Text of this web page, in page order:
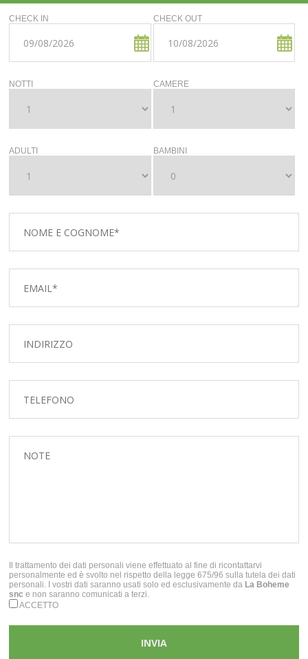
CHECK IN CHECK OUT
NOTTI CAMERE
ADULTI BAMBINI
Il trattamento dei dati personali viene effettuato al fine di ricontattarvi
personalmente ed è svolto nel rispetto della legge 675/96 sulla tutela dei dati
personali. I vostri dati saranno usati solo ed esclusivamente da La Boheme
snc e non saranno comunicati a terzi.
ACCETTO